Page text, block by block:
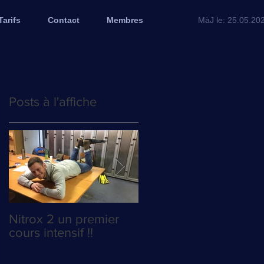
Contact Membres MàJ le:
Posts à l'affiche
Nitrox 2 un premier
cours intensif !!